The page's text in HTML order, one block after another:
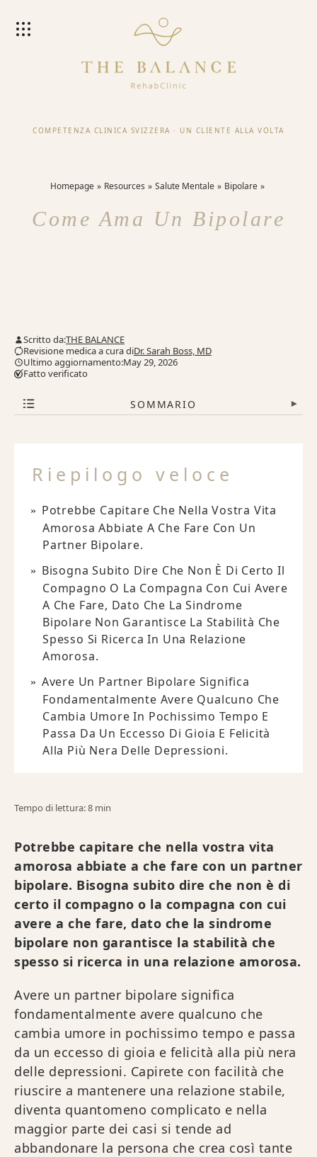
COMPETENZA CLINICA SVIZZERA · UN CLIENTE ALLA VOLTA
Homepage Resources Salute Mentale Bipolare
Come Ama Un Bipolare
Scritto da:THE BALANCE
Revisione medica a cura diDr. Sarah Boss, MD
Ultimo aggiornamento:May 29, 2026
Fatto verificato
SOMMARIO ▾
Riepilogo veloce
Potrebbe Capitare Che Nella Vostra Vita
Amorosa Abbiate A Che Fare Con Un
Partner Bipolare.
Bisogna Subito Dire Che Non È Di Certo Il
Compagno O La Compagna Con Cui Avere
A Che Fare, Dato Che La Sindrome
Bipolare Non Garantisce La Stabilità Che
Spesso Si Ricerca In Una Relazione
Amorosa.
Avere Un Partner Bipolare Significa
Fondamentalmente Avere Qualcuno Che
Cambia Umore In Pochissimo Tempo E
Passa Da Un Eccesso Di Gioia E Felicità
Alla Più Nera Delle Depressioni.
Tempo di lettura: 8 min
Potrebbe capitare che nella vostra vita
amorosa abbiate a che fare con un partner
bipolare. Bisogna subito dire che non è di
certo il compagno o la compagna con cui
avere a che fare, dato che la sindrome
bipolare non garantisce la stabilità che
spesso si ricerca in una relazione amorosa.
Avere un partner bipolare significa
fondamentalmente avere qualcuno che
cambia umore in pochissimo tempo e passa
da un eccesso di gioia e felicità alla più nera
delle depressioni. Capirete con facilità che
riuscire a mantenere una relazione stabile,
diventa quantomeno complicato e nella
maggior parte dei casi si tende ad
abbandonare la persona che crea così tante